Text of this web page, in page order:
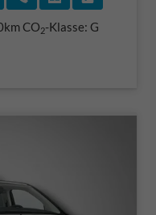
CO2-Klasse: G